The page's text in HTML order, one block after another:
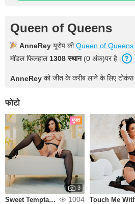
Queen of Queens
AnneRey यूरोप कीQueen of Queens
मॉडल फिलहाल 1308 स्थान(0 अंक)पर है।
AnneRey को जीत के करीब लाने के लिए टोकंस
फोटो
मुफ्त
3
Sweet Temptation 1004